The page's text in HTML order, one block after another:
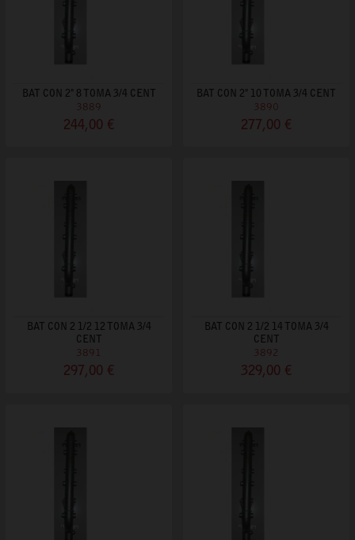
BAT CON 2" 8 TOMA 3/4 CENT
3889
244,00 €
BAT CON 2" 10 TOMA 3/4 CENT
3890
277,00 €
BAT CON 2 1/2 12 TOMA 3/4
CENT
3891
297,00 €
BAT CON 2 1/2 14 TOMA 3/4
CENT
3892
329,00 €